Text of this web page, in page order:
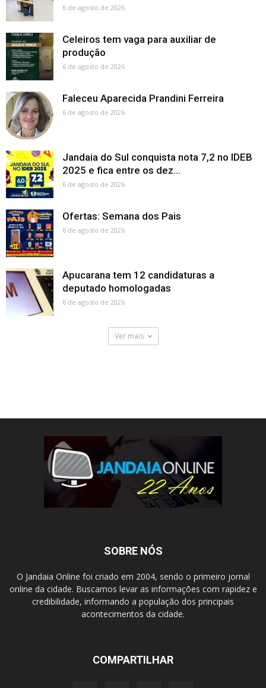
6 de agosto de 2026
Celeiros tem vaga para auxiliar de
produção
6 de agosto de 2026
Faleceu Aparecida Prandini Ferreira
6 de agosto de 2026
Jandaia do Sul conquista nota 7,2 no IDEB
2025 e fica entre os dez...
6 de agosto de 2026
Ofertas: Semana dos Pais
6 de agosto de 2026
Apucarana tem 12 candidaturas a
deputado homologadas
6 de agosto de 2026
Ver mais
SOBRE NÓS
O Jandaia Online foi criado em 2004, sendo o primeiro jornal
online da cidade. Buscamos levar as informações com rapidez e
credibilidade, informando a população dos principais
acontecimentos da cidade.
COMPARTILHAR